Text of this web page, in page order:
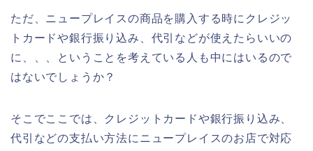
ただ、ニュープレイスの商品を購入する時にクレジッ
トカードや銀行振り込み、代引などが使えたらいいの
に、、、ということを考えている人も中にはいるので
はないでしょうか？
そこでここでは、クレジットカードや銀行振り込み、
代引などの支払い方法にニュープレイスのお店で対応